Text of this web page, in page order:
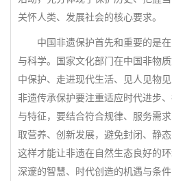
关怀人类、发展社会的核心要求。
中国非遗保护首先和重要的是在
与科学。国家文化部门在中国非物
中保护、走进现代生活、见人见物
非遗传承保护要注重适应时代进步
与特征，要结合符合规律、服务需
取营养、创新发展，避免封闭、静
这样才能让非遗在自然生态良好的
深邃的智慧、时代创造的机遇与条